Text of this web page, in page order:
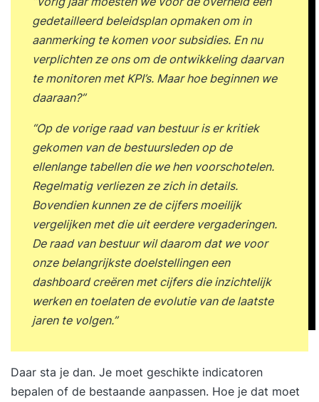
gedetailleerd beleidsplan opmaken om in
aanmerking te komen voor subsidies. En nu
verplichten ze ons om de ontwikkeling daarvan
te monitoren met KPI’s. Maar hoe beginnen we
daaraan?”
“Op de vorige raad van bestuur is er kritiek
gekomen van de bestuursleden op de
ellenlange tabellen die we hen voorschotelen.
Regelmatig verliezen ze zich in details.
Bovendien kunnen ze de cijfers moeilijk
vergelijken met die uit eerdere vergaderingen.
De raad van bestuur wil daarom dat we voor
onze belangrijkste doelstellingen een
dashboard creëren met cijfers die inzichtelijk
werken en toelaten de evolutie van de laatste
jaren te volgen.”
Daar sta je dan. Je moet geschikte indicatoren
bepalen of de bestaande aanpassen. Hoe je dat moet